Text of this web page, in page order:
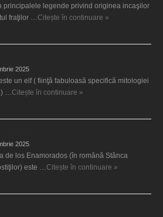
principalele legende privind originea incaşilor
fraţilor …Citește în continuare »
2025
un elf ( fiinţă fabuloasă specifică mitologiei
…Citește în continuare »
2025
de los Enamorados (în română Stânca
este …Citește în continuare »